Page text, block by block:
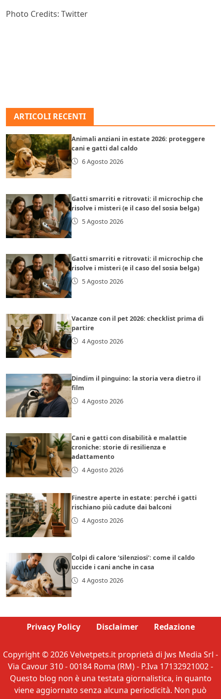
Photo Credits: Twitter
ARTICOLI RECENTI
Animali anziani in estate 2026: proteggere
cani e gatti dal caldo
6 Agosto 2026
Gatti smarriti e ritrovati: il microchip che
risolve i misteri (e il caso del sosia belga)
5 Agosto 2026
Gatti smarriti e ritrovati: il microchip che
risolve i misteri (e il caso del sosia belga)
5 Agosto 2026
Vacanze con il pet 2026: checklist prima di
partire
4 Agosto 2026
Dindim il pinguino: la storia vera dietro il
film
4 Agosto 2026
Cani e gatti con disabilità e malattie
croniche: storie di resilienza e
adattamento
4 Agosto 2026
Finestre aperte in estate: perché i gatti
rischiano più cadute dai balconi
4 Agosto 2026
Colpi di calore ‘silenziosi’: come il caldo
uccide i cani anche in casa
4 Agosto 2026
Privacy Policy Disclaimer Redazione
Copyright © 2026 Velvetpets.it proprietà di Jws Media Srl -
Via Cavour 310 - 00184 Roma (RM) - P.Iva 17132921002 -
Questo blog non è una testata giornalistica, in quanto
viene aggiornato senza alcuna periodicità. Non può